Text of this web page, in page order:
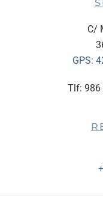
C/
GPS:
Tlf: 986